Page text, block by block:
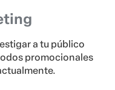
a tu público
promocionales